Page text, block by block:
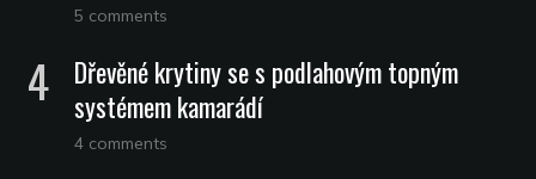
5 comments
Dřevěné krytiny se s podlahovým topným
systémem kamarádí
4 comments